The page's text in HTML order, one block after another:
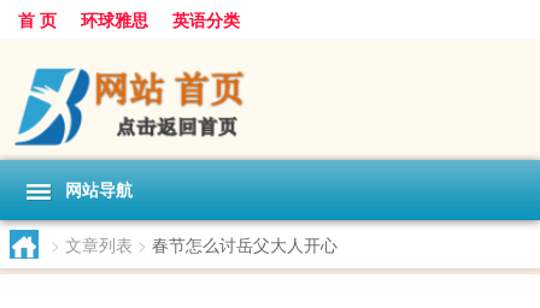
首 页 环球雅思 英语分类
网站导航
> 文章列表 > 春节怎么讨岳父大人开心